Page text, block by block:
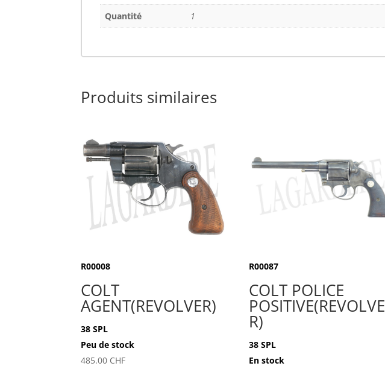
Quantité
1
Produits similaires
R00008
COLT
AGENT(REVOLVER)
38 SPL
Peu de stock
485.00 CHF
R00087
COLT POLICE
POSITIVE(REVOLVE
R)
38 SPL
En stock